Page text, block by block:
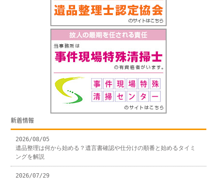
新着情報
2026/08/05
遺品整理は何から始める？遺言書確認や仕分けの順番と始めるタイミ
ングを解説
2026/07/29